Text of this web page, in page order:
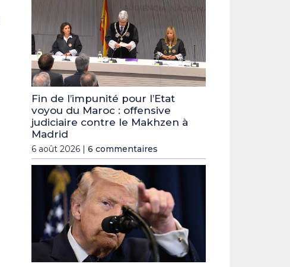
Fin de l’impunité pour l’Etat
voyou du Maroc : offensive
judiciaire contre le Makhzen à
Madrid
6 août 2026 | 6 commentaires